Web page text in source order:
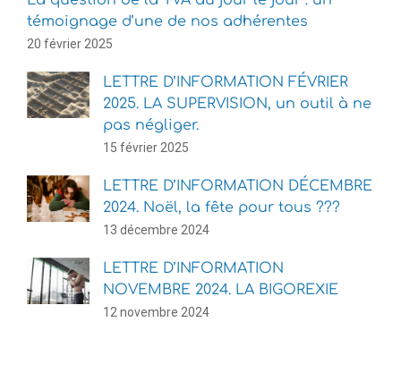
témoignage d’une de nos adhérentes
20 février 2025
LETTRE D’INFORMATION FÉVRIER
2025. LA SUPERVISION, un outil à ne
pas négliger.
15 février 2025
LETTRE D’INFORMATION DÉCEMBRE
2024. Noël, la fête pour tous ???
13 décembre 2024
LETTRE D’INFORMATION
NOVEMBRE 2024. LA BIGOREXIE
12 novembre 2024